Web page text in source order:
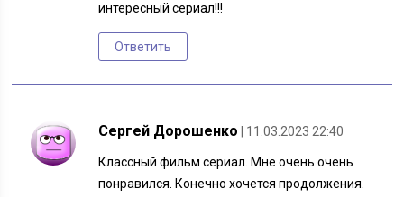
интересный сериал!!!
Ответить
Сергей Дорошенко | 11.03.2023 22:40
Классный фильм сериал. Мне очень очень
понравился. Конечно хочется продолжения.